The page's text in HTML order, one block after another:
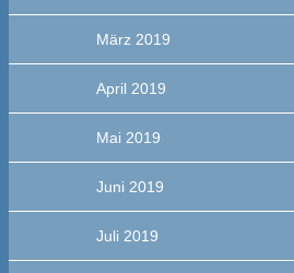
März 2019
April 2019
Mai 2019
Juni 2019
Juli 2019